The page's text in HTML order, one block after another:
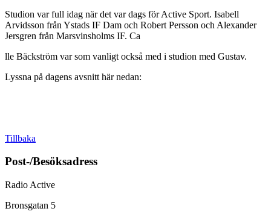
Studion var full idag när det var dags för Active Sport. Isabell
Arvidsson från Ystads IF Dam och Robert Persson och Alexander
Jersgren från Marsvinsholms IF. Ca
lle Bäckström var som vanligt också med i studion med Gustav.
Lyssna på dagens avsnitt här nedan:
Tillbaka
Post-/Besöksadress
Radio Active
Bronsgatan 5